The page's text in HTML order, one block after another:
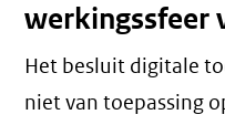
werkingssfeer
Het besluit digitale
niet van toepassing